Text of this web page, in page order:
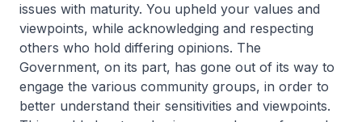
issues with maturity. You upheld your values and
viewpoints, while acknowledging and respecting
others who hold differing opinions. The
Government, on its part, has gone out of its way to
engage the various community groups, in order to
better understand their sensitivities and viewpoints.